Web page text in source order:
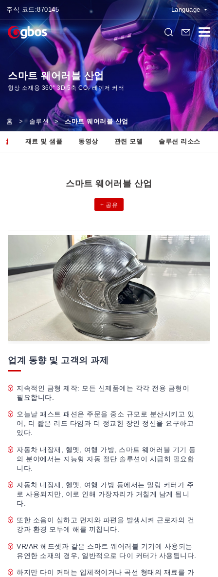
주식 코드:870145 Language
스마트 웨어러블 산업
형상 소재용 360° 3D 5축 CO₂ 레이저 커터
홈 > 솔루션 > 스마트 웨어러블 산업
재료 및 샘플 동영상 관련 모델 솔루션 리소스
스마트 웨어러블 산업
+ 공유
업계 동향 및 고객의 과제
지속적인 금형 제작: 모든 신제품에는 각각 전용 금형이
필요합니다.
오늘날 패스트 패션은 주문을 중소 규모로 분산시키고 있
어, 더 짧은 리드 타임과 더 정교한 장인 정신을 요구하고
있다.
자동차 내장재, 헬멧, 여행 가방, 스마트 웨어러블 기기 등
의 분야에서는 지능형 자동 절단 솔루션이 시급히 필요합
니다.
자동차 내장재, 헬멧, 여행 가방 등에서는 밀링 커터가 주
로 사용되지만, 이로 인해 가장자리가 거칠게 남게 됩니
다.
또한 소음이 심하고 먼지와 파편을 발생시켜 근로자의 건
강과 환경 모두에 해를 끼칩니다.
VR/AR 헤드셋과 같은 스마트 웨어러블 기기에 사용되는
유연한 소재의 경우, 일반적으로 다이 커터가 사용됩니다.
하지만 다이 커터는 입체적이거나 곡선 형태의 재료를 가